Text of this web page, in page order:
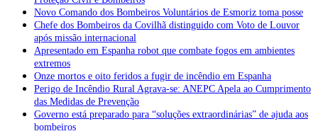
Novo Comando dos Bombeiros Voluntários de Esmoriz toma posse
Chefe dos Bombeiros da Covilhã distinguido com Voto de Louvor
após missão internacional
Apresentado em Espanha robot que combate fogos em ambientes
extremos
Onze mortos e oito feridos a fugir de incêndio em Espanha
Perigo de Incêndio Rural Agrava-se: ANEPC Apela ao Cumprimento
das Medidas de Prevenção
Governo está preparado para “soluções extraordinárias” de ajuda aos
bombeiros